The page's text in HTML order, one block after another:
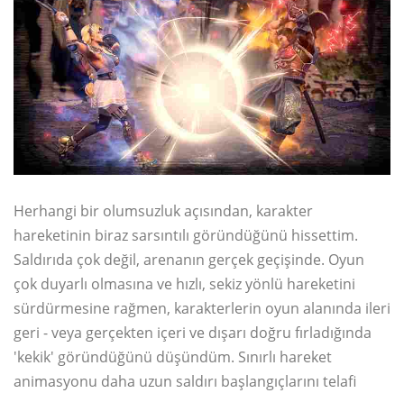
Herhangi bir olumsuzluk açısından, karakter
hareketinin biraz sarsıntılı göründüğünü hissettim.
Saldırıda çok değil, arenanın gerçek geçişinde. Oyun
çok duyarlı olmasına ve hızlı, sekiz yönlü hareketini
sürdürmesine rağmen, karakterlerin oyun alanında ileri
geri - veya gerçekten içeri ve dışarı doğru fırladığında
'kekik' göründüğünü düşündüm. Sınırlı hareket
animasyonu daha uzun saldırı başlangıçlarını telafi